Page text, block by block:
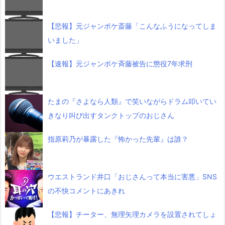
【悲報】元ジャンポケ斎藤「こんなふうになってしま
いました」
【速報】元ジャンポケ斉藤被告に懲役7年求刑
たまの『さよなら人類』で笑いながらドラム叩いてい
きなり叫び出すタンクトップのおじさん
指原莉乃が暴露した『怖かった先輩』は誰？
ウエストランド井口「おじさんって本当に害悪」SNS
の不快コメントにあきれ
【悲報】チーター、無理矢理カメラを設置されてしょ